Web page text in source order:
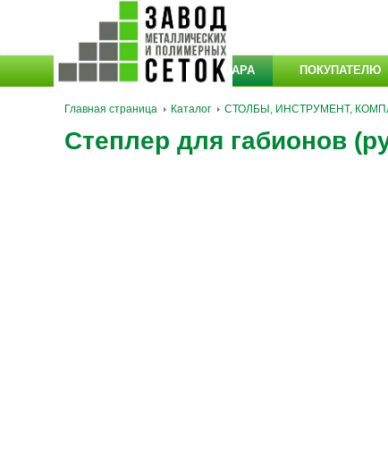
КАТАЛОГ ТОВАРА ПОКУПАТЕЛЮ
Главная страница Каталог СТОЛБЫ, ИНСТРУМЕНТ,
Степлер для габионов